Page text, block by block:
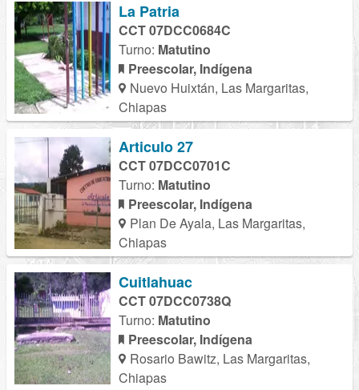
La Patria
CCT 07DCC0684C
Turno: Matutino
Preescolar, Indígena
Nuevo Huixtán, Las Margaritas,
Chiapas
Articulo 27
CCT 07DCC0701C
Turno: Matutino
Preescolar, Indígena
Plan De Ayala, Las Margaritas,
Chiapas
Cuitlahuac
CCT 07DCC0738Q
Turno: Matutino
Preescolar, Indígena
Rosario Bawitz, Las Margaritas,
Chiapas